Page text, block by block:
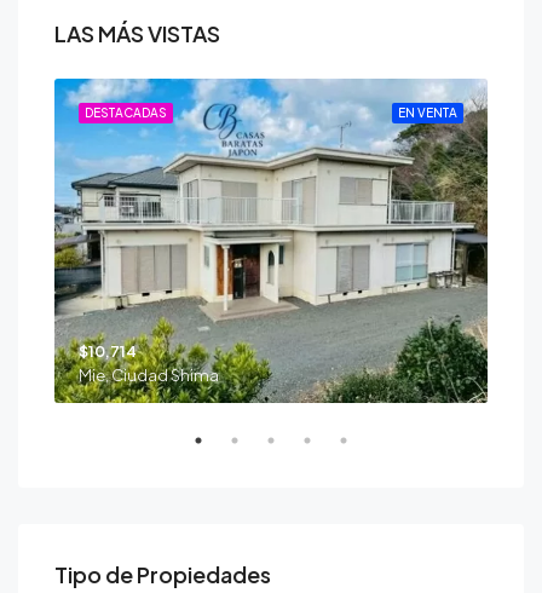
LAS MÁS VISTAS
EN VENTA
DESTACADAS
$10,714
Mie, Ciudad Shima
Tipo de Propiedades